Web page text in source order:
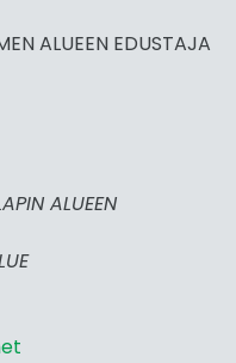
ALUEEN EDUSTAJA
ALUEEN